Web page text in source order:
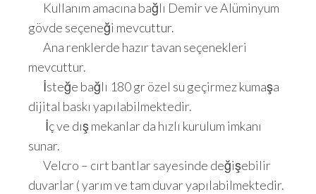
Kullanım amacına bağlı Demir ve Alüminyum
gövde seçeneği mevcuttur.
Ana renklerde hazır tavan seçenekleri
mevcuttur.
İsteğe bağlı 180 gr özel su geçirmez kumaşa
dijital baskı yapılabilmektedir.
İç ve dış mekanlar da hızlı kurulum imkanı
sunar.
Velcro – cırt bantlar sayesinde değişebilir
duvarlar ( yarım ve tam duvar yapılabilmektedir.